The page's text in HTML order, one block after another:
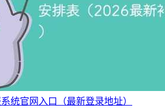
统官网入口（最新登录地址）